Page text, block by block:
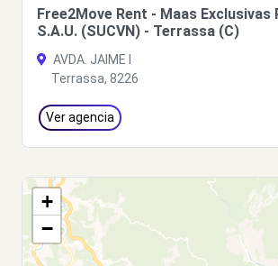
Free2Move Rent - Maas Exclusivas
S.A.U. (SUCVN) - Terrassa (C)
AVDA. JAIME I
Terrassa, 8226
Ver agencia
+
−